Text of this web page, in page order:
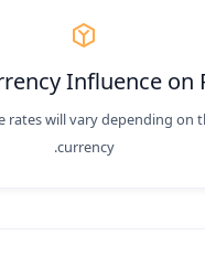
Influence on
rates will vary depending on
currency.